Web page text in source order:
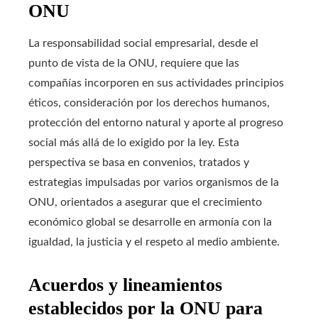
ONU
La responsabilidad social empresarial, desde el
punto de vista de la ONU, requiere que las
compañías incorporen en sus actividades principios
éticos, consideración por los derechos humanos,
protección del entorno natural y aporte al progreso
social más allá de lo exigido por la ley. Esta
perspectiva se basa en convenios, tratados y
estrategias impulsadas por varios organismos de la
ONU, orientados a asegurar que el crecimiento
económico global se desarrolle en armonía con la
igualdad, la justicia y el respeto al medio ambiente.
Acuerdos y lineamientos
establecidos por la ONU para